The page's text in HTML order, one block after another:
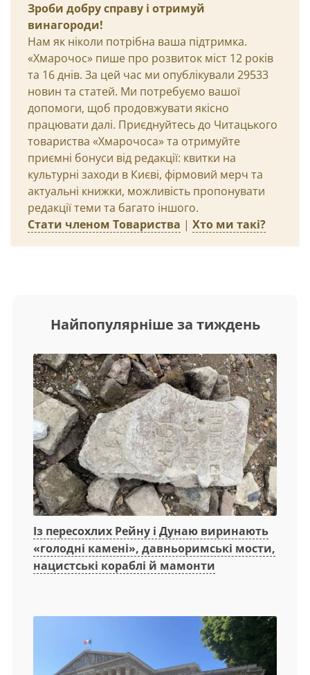
Зроби добру справу і отримуй
винагороди!
Нам як ніколи потрібна ваша підтримка.
«Хмарочос» пише про розвиток міст 12 років
та 16 днів. За цей час ми опублікували 29533
новин та статей. Ми потребуємо вашої
допомоги, щоб продовжувати якісно
працювати далі. Приєднуйтесь до Читацького
товариства «Хмарочоса» та отримуйте
приємні бонуси від редакції: квитки на
культурні заходи в Києві, фірмовий мерч та
актуальні книжки, можливість пропонувати
редакції теми та багато іншого.
Стати членом Товариства | Хто ми такі?
Найпопулярніше за тиждень
Із пересохлих Рейну і Дунаю виринають
«голодні камені», давньоримські мости,
нацистські кораблі й мамонти